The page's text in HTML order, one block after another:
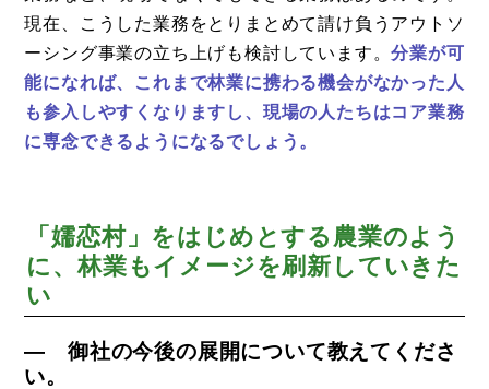
現在、こうした業務をとりまとめて請け負うアウトソ
ーシング事業の立ち上げも検討しています。分業が可
能になれば、これまで林業に携わる機会がなかった人
も参入しやすくなりますし、現場の人たちはコア業務
に専念できるようになるでしょう。
「嬬恋村」をはじめとする農業のよう
に、林業もイメージを刷新していきた
い
― 御社の今後の展開について教えてくださ
い。